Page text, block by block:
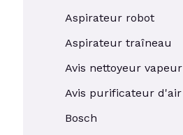
Aspirateur robot
Aspirateur traîneau
Avis nettoyeur vapeur
Avis purificateur d'air
Bosch